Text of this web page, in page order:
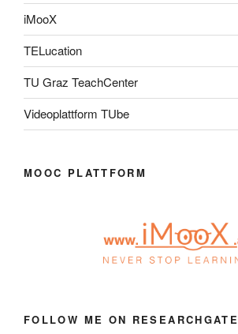
iMooX
TELucation
TU Graz TeachCenter
Videoplattform TUbe
MOOC PLATTFORM
FOLLOW ME ON RESEARCHGATE